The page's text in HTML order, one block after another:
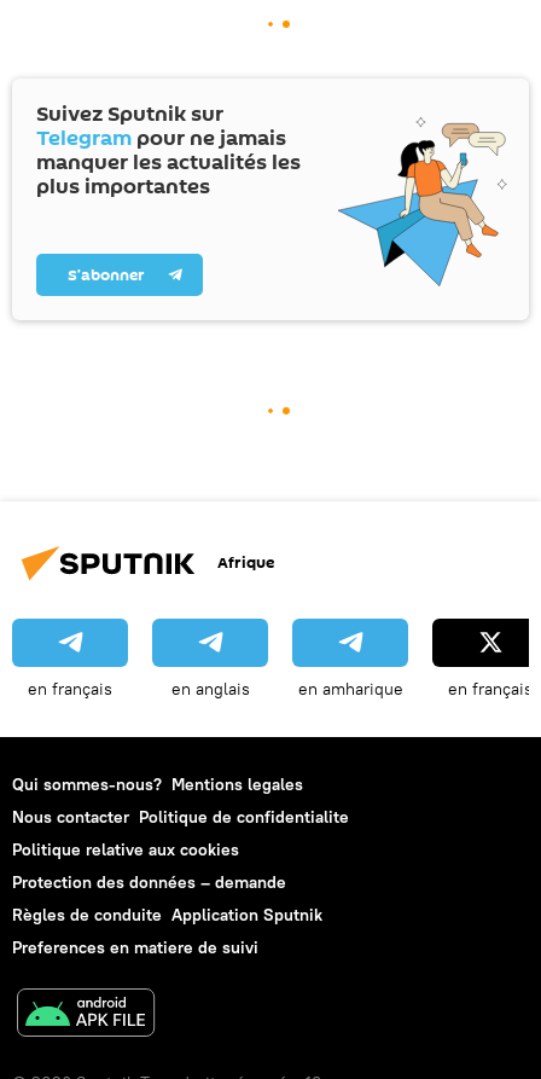
Suivez Sputnik sur
Telegram pour ne jamais
manquer les actualités les
plus importantes
S’abonner
Afrique
en français en anglais en amharique en français
Qui sommes-nous? Mentions legales
Nous contacter Politique de confidentialite
Politique relative aux cookies
Protection des données – demande
Règles de conduite Application Sputnik
Preferences en matiere de suivi